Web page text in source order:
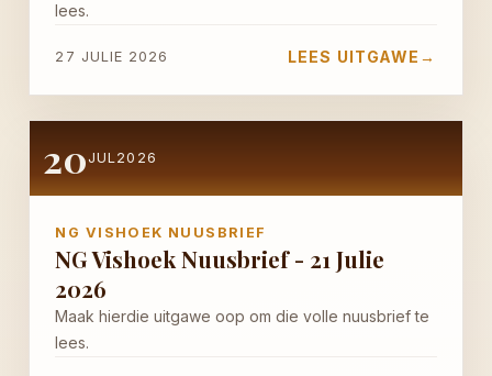
lees.
27 JULIE 2026 LEES UITGAWE →
20JUL2026
NG VISHOEK NUUSBRIEF
NG Vishoek Nuusbrief - 21 Julie
2026
Maak hierdie uitgawe oop om die volle nuusbrief te
lees.